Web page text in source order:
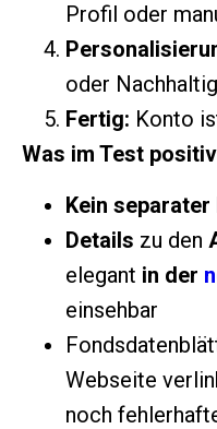
Profil oder
oder
Fertig: Konto
Was im Test
Kein separater
Details zu den
elegant in der
einsehbar
Webseite
noch